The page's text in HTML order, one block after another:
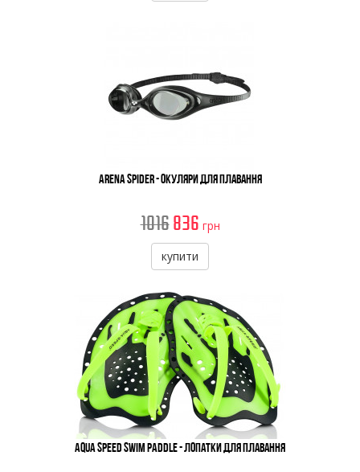
Arena Spider - Окуляри Для Плавання
1016 836 грн
купити
Aqua Speed Swim Paddle - Лопатки Для Плавання